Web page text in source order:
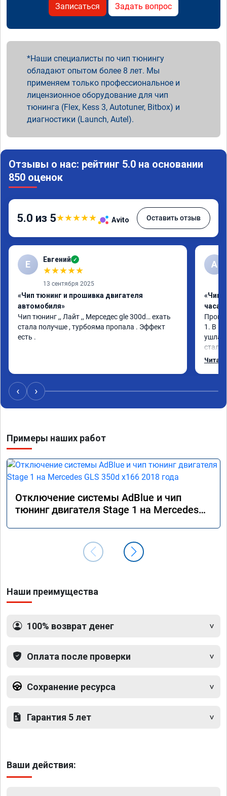
Записаться Задать вопрос
Наши специалисты по чип тюнингу
обладают опытом более 8 лет. Мы
применяем только профессиональное и
лицензионное оборудование для чип
тюнинга (Flex, Kess 3, Autotuner, Bitbox) и
диагностики (Launch, Autel).
Отзывы о нас: рейтинг 5.0 на основании
850 оценок
5.0 из 5★★★★★ Avito Оставить отзыв
Е Евгений ✓
★★★★★
13 сентября 2025
«Чип тюнинг и прошивка двигателя
автомобиля»
Чип тюнинг ,, Лайт ,, Мерседес gle 300d… ехать
стала получше , турбояма пропала . Эффект
есть .
А
«Чип
часа»
1. В
ушла
стало
Одни
‹ ›
Примеры наших работ
Отключение системы AdBlue и чип
тюнинг двигателя Stage 1 на Mercedes
Наши преимущества
100% возврат денег
Оплата после проверки
Сохранение ресурса
Гарантия 5 лет
Ваши действия: